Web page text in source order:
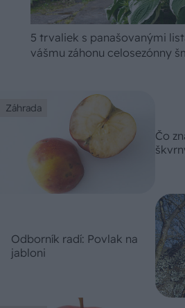
5 trvaliek s panašovanými
vášmu záhonu celosezónny
Záhrada
Čo
Odborník radí: Povlak na
jabloni